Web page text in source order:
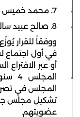
7. محمد خميس عبيد محمد النقبي.
8. صالح عبيد سالم بالليث الطنيجي.
ووفقاً للقرار
في أول اجتماع
أو عبر
المجلس في
تشكيل مجلس
عضويتهم.